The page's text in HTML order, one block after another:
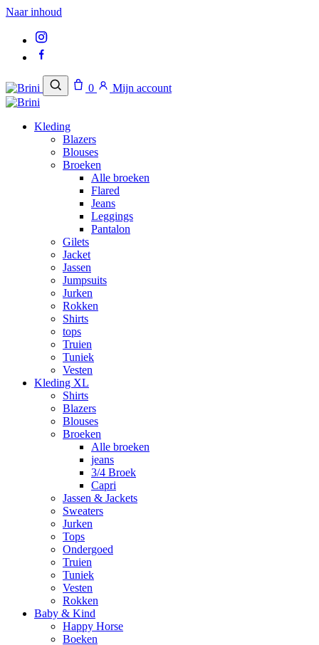
Naar inhoud
0 Mijn account
Kleding
Blazers
Blouses
Broeken
Alle broeken
Flared
Jeans
Leggings
Pantalon
Gilets
Jacket
Jassen
Jumpsuits
Jurken
Rokken
Shirts
tops
Truien
Tuniek
Vesten
Kleding XL
Shirts
Blazers
Blouses
Broeken
Alle broeken
jeans
3/4 Broek
Capri
Jassen & Jackets
Sweaters
Jurken
Tops
Ondergoed
Truien
Tuniek
Vesten
Rokken
Baby & Kind
Happy Horse
Boeken